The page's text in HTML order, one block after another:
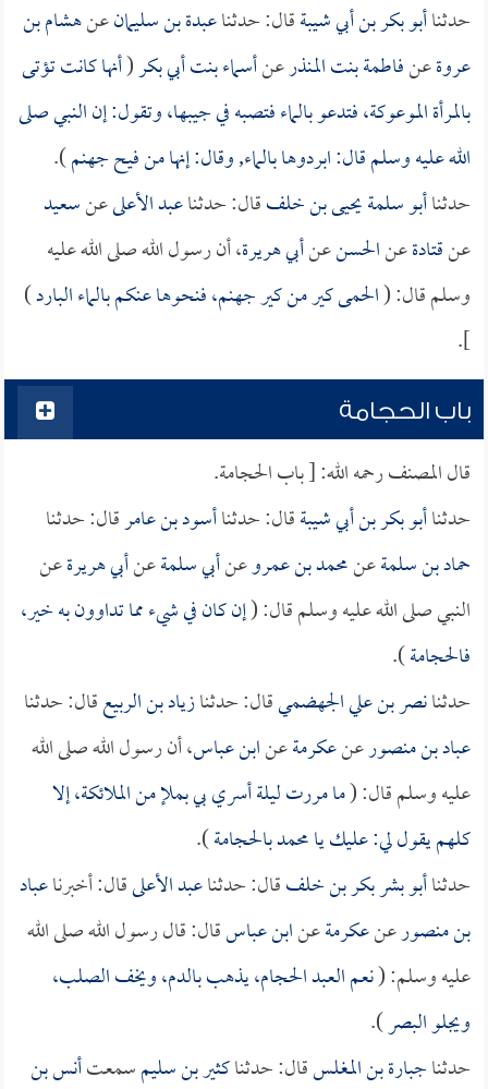
حدثناأبو بكر بن أبي شيبةقال: حدثناعبدة بن سليمانعنهشام بن
عروةعنفاطمة بنت المنذرعنأسماء بنت أبي بكر(أنها كانت تؤتى
بالمرأة الموعوكة، فتدعو بالماء فتصبه في جيبها، وتقول: إن النبي صلى
الله عليه وسلم قال: ابردوها بالماء, وقال: إنها من فيح جهنم).
حدثناأبو سلمة يحيى بن خلفقال: حدثناعبد الأعلىعنسعيد
عنقتادةعنالحسنعنأبي هريرة، أن رسول الله صلى الله عليه
وسلم قال: (الحمى كير من كير جهنم، فنحوها عنكم بالماء البارد)
].
باب الحجامة
قال المصنف رحمه الله: [ باب الحجامة.
حدثناأبو بكر بن أبي شيبةقال: حدثناأسود بن عامرقال: حدثنا
حماد بن سلمةعنمحمد بن عمروعنأبي سلمةعنأبي هريرةعن
النبي صلى الله عليه وسلم قال: (إن كان في شيء مما تداوون به خير،
فالحجامة).
حدثنانصر بن علي الجهضميقال: حدثنازياد بن الربيعقال: حدثنا
عباد بن منصورعنعكرمةعنابن عباس، أن رسول الله صلى الله
عليه وسلم قال: (ما مررت ليلة أسري بي بملإ من الملائكة، إلا
كلهم يقول لي: عليك يا محمد بالحجامة).
حدثناأبو بشر بكر بن خلفقال: حدثناعبد الأعلىقال: أخبرناعباد
بن منصورعنعكرمةعنابن عباسقال: قال رسول الله صلى الله
عليه وسلم: (نعم العبد الحجام، يذهب بالدم، ويخف الصلب،
ويجلو البصر).
حدثناجبارة بن المغلسقال: حدثناكثير بن سليمسمعتأنس بن